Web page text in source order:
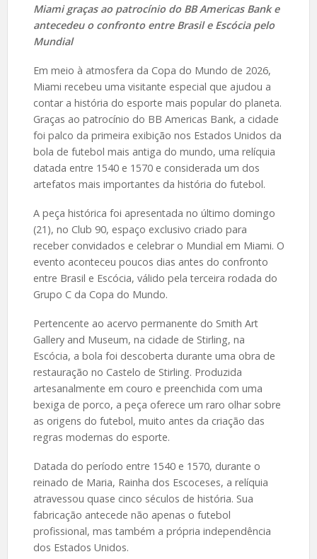
Miami graças ao patrocínio do BB Americas Bank e
antecedeu o confronto entre Brasil e Escócia pelo
Mundial
Em meio à atmosfera da Copa do Mundo de 2026,
Miami recebeu uma visitante especial que ajudou a
contar a história do esporte mais popular do planeta.
Graças ao patrocínio do BB Americas Bank, a cidade
foi palco da primeira exibição nos Estados Unidos da
bola de futebol mais antiga do mundo, uma relíquia
datada entre 1540 e 1570 e considerada um dos
artefatos mais importantes da história do futebol.
A peça histórica foi apresentada no último domingo
(21), no Club 90, espaço exclusivo criado para
receber convidados e celebrar o Mundial em Miami. O
evento aconteceu poucos dias antes do confronto
entre Brasil e Escócia, válido pela terceira rodada do
Grupo C da Copa do Mundo.
Pertencente ao acervo permanente do Smith Art
Gallery and Museum, na cidade de Stirling, na
Escócia, a bola foi descoberta durante uma obra de
restauração no Castelo de Stirling. Produzida
artesanalmente em couro e preenchida com uma
bexiga de porco, a peça oferece um raro olhar sobre
as origens do futebol, muito antes da criação das
regras modernas do esporte.
Datada do período entre 1540 e 1570, durante o
reinado de Maria, Rainha dos Escoceses, a relíquia
atravessou quase cinco séculos de história. Sua
fabricação antecede não apenas o futebol
profissional, mas também a própria independência
dos Estados Unidos.